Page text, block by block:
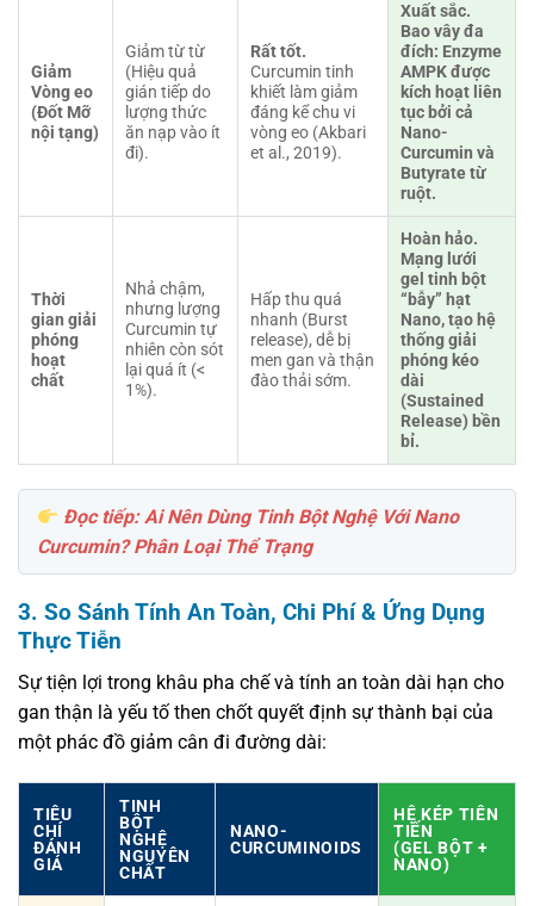
Giảm
Vòng eo
(Đốt Mỡ
nội tạng)
Giảm từ từ
(Hiệu quả
gián tiếp do
lượng thức
ăn nạp vào ít
đi).
Rất tốt.
Curcumin tinh
khiết làm giảm
đáng kể chu vi
vòng eo (Akbari
et al., 2019).
Xuất sắc.
Bao vây đa
đích: Enzyme
AMPK được
kích hoạt liên
tục bởi cả
Nano-
Curcumin và
Butyrate từ
ruột.
Thời
gian giải
phóng
hoạt
chất
Nhả chậm,
nhưng lượng
Curcumin tự
nhiên còn sót
lại quá ít (<
1%).
Hấp thu quá
nhanh (Burst
release), dễ bị
men gan và thận
đào thải sớm.
Hoàn hảo.
Mạng lưới
gel tinh bột
“bẫy” hạt
Nano, tạo hệ
thống giải
phóng kéo
dài
(Sustained
Release) bền
bỉ.
Đọc tiếp: Ai Nên Dùng Tinh Bột Nghệ Với Nano
Curcumin? Phân Loại Thể Trạng
3. So Sánh Tính An Toàn, Chi Phí & Ứng Dụng
Thực Tiễn
Sự tiện lợi trong khâu pha chế và tính an toàn dài hạn cho
gan thận là yếu tố then chốt quyết định sự thành bại của
một phác đồ giảm cân đi đường dài:
TIÊU
CHÍ
ĐÁNH
GIÁ
TINH
BỘT
NGHỆ
NGUYÊN
CHẤT
NANO-
CURCUMINOIDS
HỆ KÉP TIÊN
TIẾN
(GEL BỘT +
NANO)